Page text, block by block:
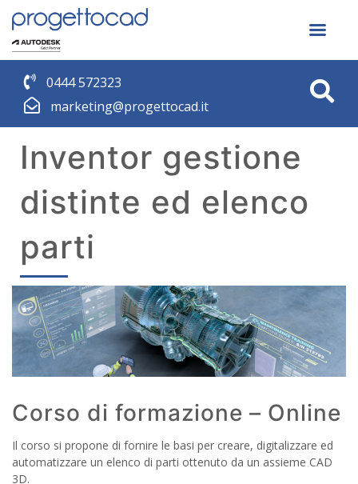
0444 572323
marketing@progettocad.it
Inventor gestione
distinte ed elenco
parti
Corso di formazione – Online
Il corso si propone di fornire le basi per creare, digitalizzare ed
automatizzare un elenco di parti ottenuto da un assieme CAD
3D.